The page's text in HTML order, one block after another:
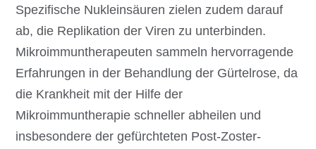
Spezifische Nukleinsäuren zielen zudem darauf
ab, die Replikation der Viren zu unterbinden.
Mikroimmuntherapeuten sammeln hervorragende
Erfahrungen in der Behandlung der Gürtelrose, da
die Krankheit mit der Hilfe der
Mikroimmuntherapie schneller abheilen und
insbesondere der gefürchteten Post-Zoster-